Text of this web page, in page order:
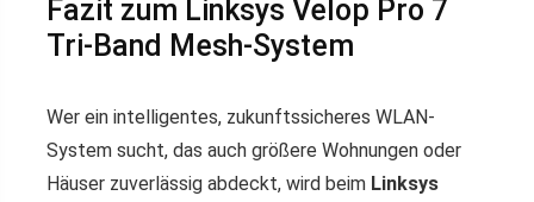
Fazit zum Linksys Velop Pro 7
Tri-Band Mesh-System
Wer ein intelligentes, zukunftssicheres WLAN-
System sucht, das auch größere Wohnungen oder
Häuser zuverlässig abdeckt, wird beim Linksys